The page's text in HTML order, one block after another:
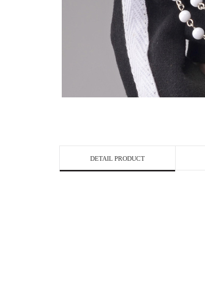
DETAIL PRODUCT